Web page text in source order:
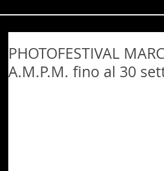
PHOTOFESTIVAL
A.M.P.M. fino al 30